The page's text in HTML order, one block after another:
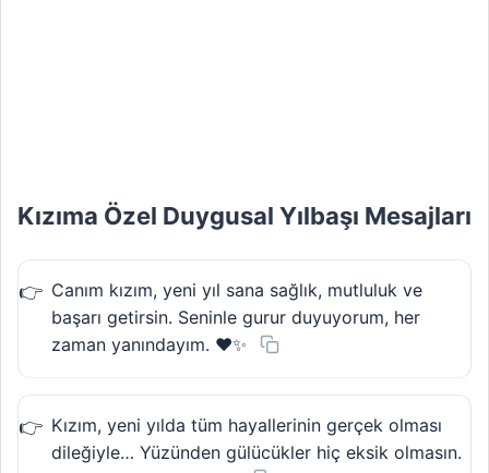
Kızıma Özel Duygusal Yılbaşı Mesajları
Canım kızım, yeni yıl sana sağlık, mutluluk ve
başarı getirsin. Seninle gurur duyuyorum, her
zaman yanındayım. ❤️✨
Kızım, yeni yılda tüm hayallerinin gerçek olması
dileğiyle… Yüzünden gülücükler hiç eksik olmasın.